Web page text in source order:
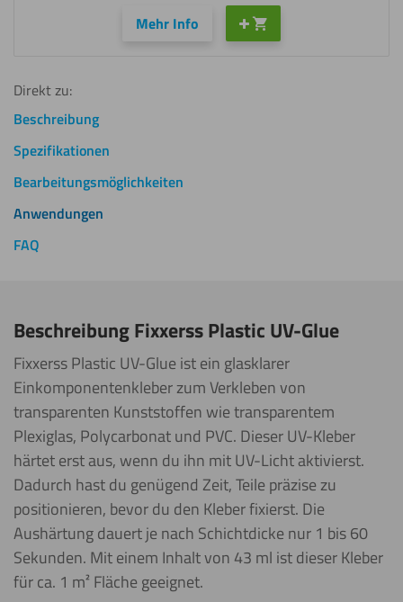
Mehr Info
Direkt zu:
Beschreibung
Spezifikationen
Bearbeitungsmöglichkeiten
Anwendungen
FAQ
Beschreibung Fixxerss Plastic UV-Glue
Fixxerss Plastic UV-Glue ist ein glasklarer
Einkomponentenkleber zum Verkleben von
transparenten Kunststoffen wie transparentem
Plexiglas, Polycarbonat und PVC. Dieser UV-Kleber
härtet erst aus, wenn du ihn mit UV-Licht aktivierst.
Dadurch hast du genügend Zeit, Teile präzise zu
positionieren, bevor du den Kleber fixierst. Die
Aushärtung dauert je nach Schichtdicke nur 1 bis 60
Sekunden. Mit einem Inhalt von 43 ml ist dieser Kleber
für ca. 1 m² Fläche geeignet.